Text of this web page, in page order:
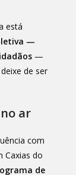
está
—
—
de ser
ar
com
Caxias do
de